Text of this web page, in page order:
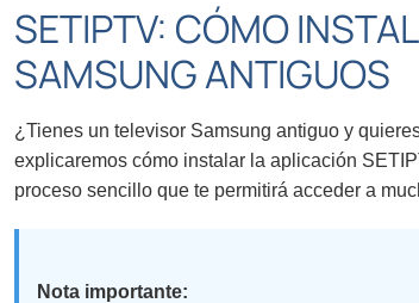
SETIPTV: CÓMO
SAMSUNG ANTIGUOS
¿Tienes un televisor Samsung antiguo y
explicaremos cómo instalar la aplicación
proceso sencillo que te permitirá acceder a
Nota importante: